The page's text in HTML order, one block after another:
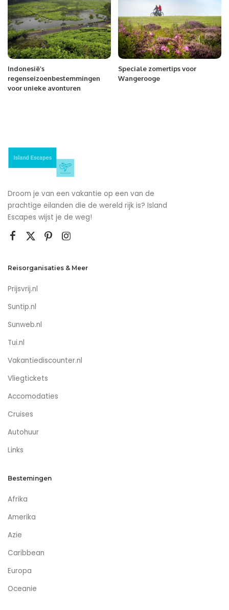
Indonesië’s
regenseizoenbestemmingen
voor unieke avonturen
Speciale zomertips voor
Wangerooge
Droom je van een vakantie op een van de
prachtige eilanden die de wereld rijk is? Island
Escapes wijst je de weg!
Reisorganisaties & Meer
Prijsvrij.nl
Suntip.nl
Sunweb.nl
Tui.nl
Vakantiediscounter.nl
Vliegtickets
Accomodaties
Cruises
Autohuur
Links
Bestemingen
Afrika
Amerika
Azie
Caribbean
Europa
Oceanie